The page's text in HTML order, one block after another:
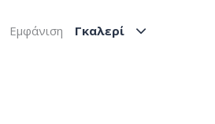
Εμφάνιση Γκαλερί